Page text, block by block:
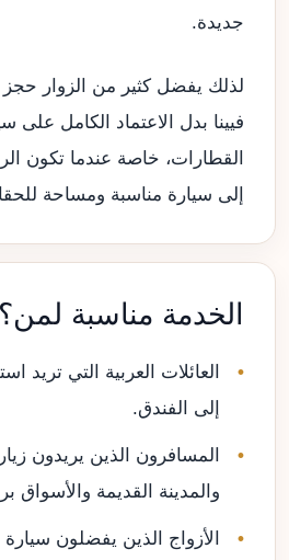
جديدة.
لذلك يفضل كثير من الزوار
فيينا بدل الاعتماد الكامل على
القطارات، خاصة عندما تكون
إلى سيارة مناسبة ومساحة
الخدمة مناسبة لمن؟
العائلات العربية التي تريد
إلى الفندق.
المسافرون الذين يريدون
والمدينة القديمة والأسواق
الأزواج الذين يفضلون